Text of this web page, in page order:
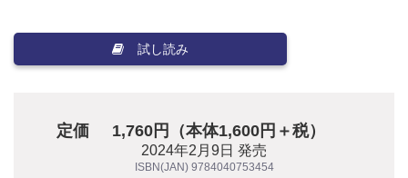
試し読み
定価 1,760円（本体1,600円＋税）
2024年2月9日 発売
ISBN(JAN) 9784040753454